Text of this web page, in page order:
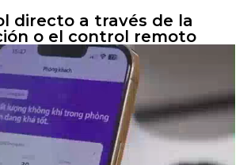
directo a través de la
o el control remoto